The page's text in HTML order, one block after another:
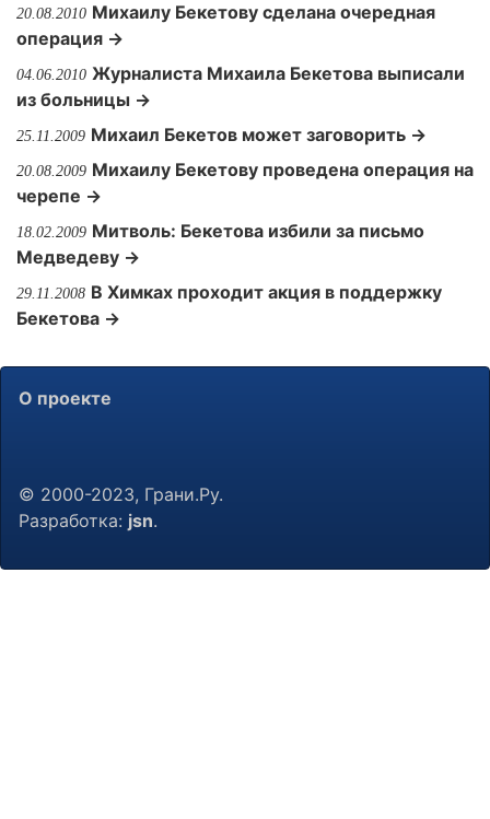
20.08.2010 Михаилу Бекетову сделана очередная
операция →
04.06.2010 Журналиста Михаила Бекетова выписали
из больницы →
25.11.2009 Михаил Бекетов может заговорить →
20.08.2009 Михаилу Бекетову проведена операция на
черепе →
18.02.2009 Митволь: Бекетова избили за письмо
Медведеву →
29.11.2008 В Химках проходит акция в поддержку
Бекетова →
О проекте
© 2000-2023, Грани.Ру.
Разработка: jsn.